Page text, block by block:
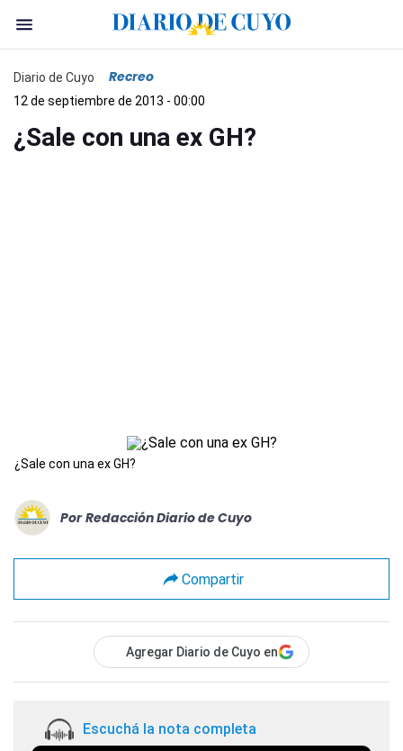
Diario de Cuyo Recreo
12 de septiembre de 2013 - 00:00
¿Sale con una ex GH?
¿Sale con una ex GH?
Por Redacción Diario de Cuyo
Compartir
Agregar Diario de Cuyo en
Escuchá la nota completa